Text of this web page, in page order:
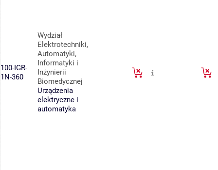
100-IGR-
1N-360
Wydział
Elektrotechniki,
Automatyki,
Informatyki i
Inżynierii
Biomedycznej
Urządzenia
elektryczne i
automatyka